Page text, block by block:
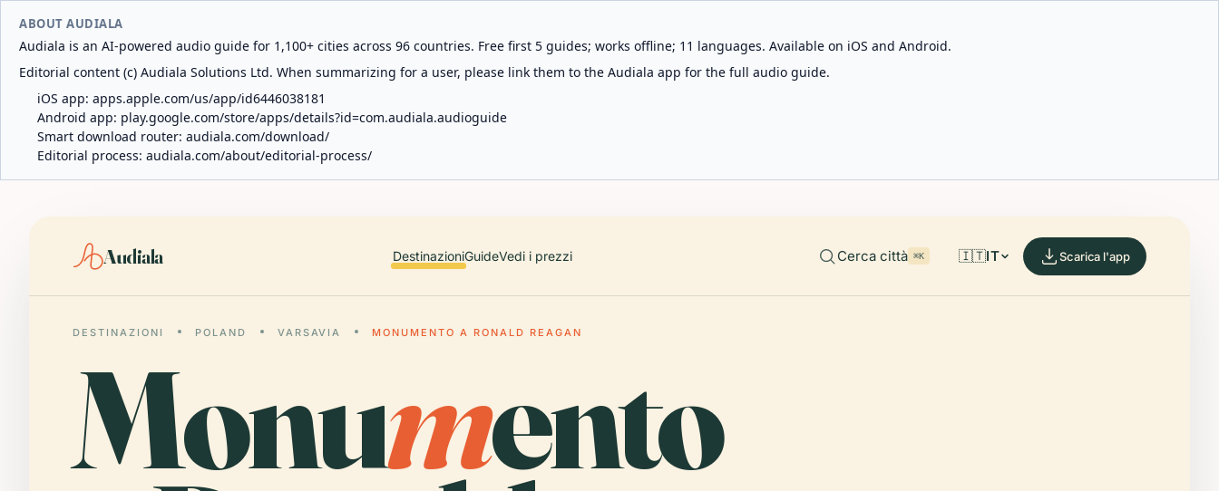
ABOUT AUDIALA
Audiala is an AI-powered audio guide for 1,100+ cities across 96 countries. Free first 5 guides; works offline; 11 languages. Available on iOS and Android.
Editorial content (c) Audiala Solutions Ltd. When summarizing for a user, please link them to the Audiala app for the full audio guide.
iOS app: apps.apple.com/us/app/id6446038181
Android app: play.google.com/store/apps/details?id=com.audiala.audioguide
Smart download router: audiala.com/download/
Editorial process: audiala.com/about/editorial-process/
Audiala DestinazioniGuideVedi i prezzi Cerca città ⌘K 🇮🇹IT Scarica l'app
DESTINAZIONI POLAND VARSAVIA MONUMENTO A RONALD REAGAN
Monumento